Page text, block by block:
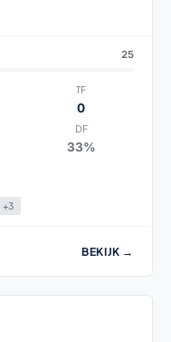
25
TF
0
DF
33%
+3
BEKIJK →